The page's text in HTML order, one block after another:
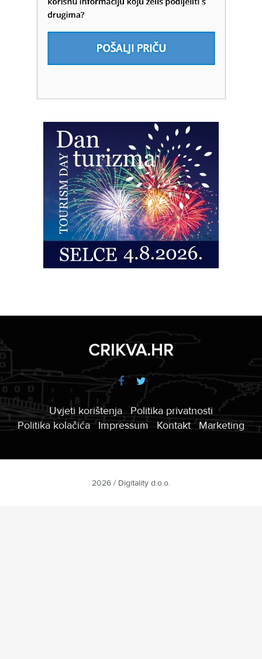
CRIKVA.HR
Uvjeti korištenja
Politika privatnosti
Politika kolačića
Impressum Kontakt Marketing
2026 / Digitality d.o.o.